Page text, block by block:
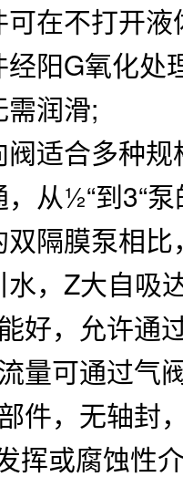
不打开液
阳G氧化处
润滑;
适合多种规
½“到3“泵
隔膜泵相比
Z大自吸
，允许通过
可通过气
，无轴封，
挥或腐蚀性